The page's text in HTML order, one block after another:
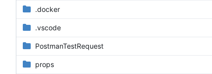
.docker
.vscode
PostmanTestRequest
props